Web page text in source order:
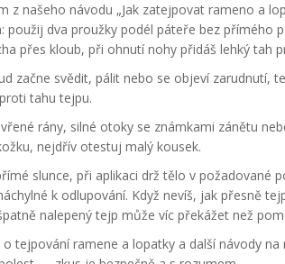
z našeho návodu „Jak zatejpovat rameno a
použij dva proužky podél páteře bez přímého
přes kloub, při ohnutí nohy přidáš lehký tah
začne svědit, pálit nebo se objeví zarudnutí,
tahu tejpu.
rány, silné otoky se známkami zánětu
nejdřív otestuj malý kousek.
slunce, při aplikaci drž tělo v požadované
k odlupování. Když nevíš, jak přesně
nalepený tejp může víc překážet než
tejpování ramene a lopatky a další návody